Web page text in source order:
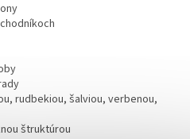
rudbekiou, šalviou, verbenou,
štruktúrou